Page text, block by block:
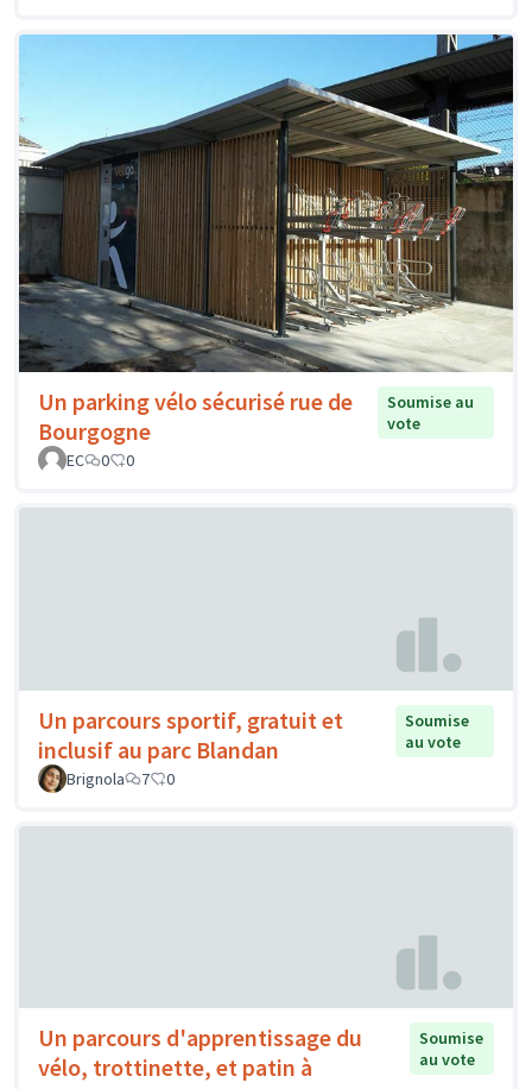
Un parking vélo sécurisé rue de
Bourgogne
Soumise au
vote
EC
0 0
Un parcours sportif, gratuit et
inclusif au parc Blandan
Soumise
au vote
Brignola
7 0
Un parcours d'apprentissage du
vélo, trottinette, et patin à
Soumise
au vote